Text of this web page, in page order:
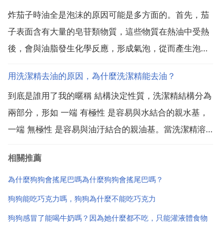
兩樣可以考慮是天氣突然變化，著涼的原因導致拉稀
的，要適...
炸茄子時油全是泡沫的原因可能是多方面的。首先，茄
子表面含有大量的皂苷類物質，這些物質在熱油中受熱
後，會與油脂發生化學反應，形成氣泡，從而產生泡
泡沫。為了減少炸茄子時的泡沫，可以採取以下措施 .
預處理茄子 將茄子切片或切塊後，可以在水中浸泡分鐘
左右，然後...
用洗潔精去油的原因，為什麼洗潔精能去油？
到底是誰用了我的暱稱 結構決定性質，洗潔精結構分為
兩部分，形如 一端 有極性 是容易與水結合的親水基，
一端 無極性 是容易與油汙結合的親油基。當洗潔精溶
部，親水基則被大量水分子包圍。形如箭插入獵物身體
一樣 經過揉搓，就把髒物從器皿衣物上拖拽掉了。回答
者 ...
相關推薦
為什麼狗狗會搖尾巴嗎為什麼狗狗會搖尾巴嗎？
狗狗能吃巧克力嗎，狗狗為什麼不能吃巧克力
狗狗感冒了能喝牛奶嗎？因為她什麼都不吃，只能灌液體食物